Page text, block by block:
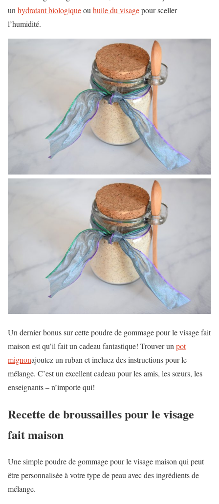
un hydratant biologiqueou huile du visagepour sceller
l’humidité.
Un dernier bonus sur cette poudre de gommage pour le visage fait
maison est qu’il fait un cadeau fantastique! Trouver unpot
mignonajoutez un ruban et incluez des instructions pour le
mélange. C’est un excellent cadeau pour les amis, les sœurs, les
enseignants – n’importe qui!
Recette de broussailles pour le visage
fait maison
Une simple poudre de gommage pour le visage maison qui peut
être personnalisée à votre type de peau avec des ingrédients de
mélange.